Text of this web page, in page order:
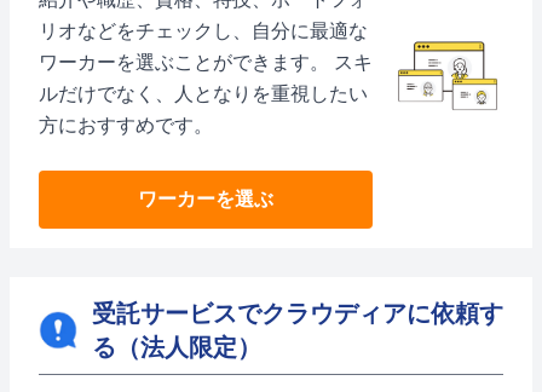
リオなどをチェックし、自分に最適な
ワーカーを選ぶことができます。 スキ
ルだけでなく、人となりを重視したい
方におすすめです。
ワーカーを選ぶ
受託サービスでクラウディアに依頼す
る（法人限定）